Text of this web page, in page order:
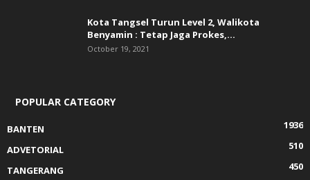
Kota Tangsel Turun Level 2, Walikota
Benyamin : Tetap Jaga Prokes,...
October 19, 2021
POPULAR CATEGORY
BANTEN
1936
ADVETORIAL
510
TANGERANG
450